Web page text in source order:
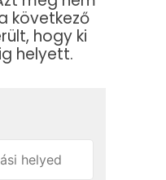
következő
hogy ki
helyett.